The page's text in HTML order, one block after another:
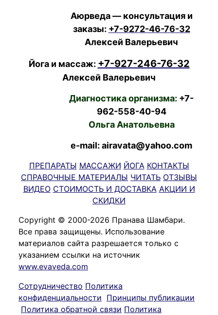
Аюрведа — консультация и
заказы: +7-9272-46-76-32
Алексей Валерьевич
Йога и массаж: +7-927-246-76-32
Алексей Валерьевич
Диагностика организма: +7-
962-558-40-94
Ольга Анатольевна
e-mail: airavata@yahoo.com
ПРЕПАРАТЫ МАССАЖИ ЙОГА КОНТАКТЫ
СПРАВОЧНЫЕ МАТЕРИАЛЫ ЧИТАТЬ ОТЗЫВЫ
ВИДЕО СТОИМОСТЬ И ДОСТАВКА АКЦИИ И
СКИДКИ
Copyright © 2000-2026 Пранава Шамбари.
Все права защищены. Использование
материалов сайта разрешается только с
указанием ссылки на источник
www.evaveda.com
Сотрудничество Политика
конфиденциальности Принципы публикации
Политика обратной связи Политика